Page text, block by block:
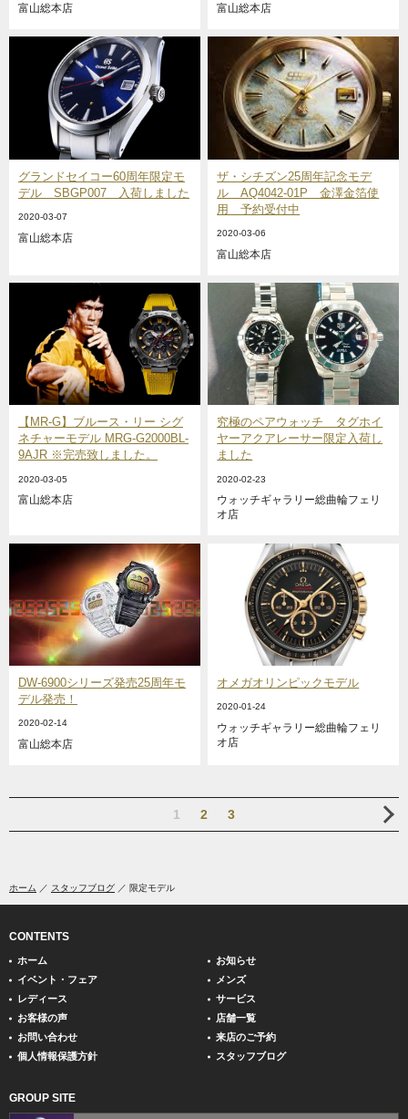
富山総本店 富山総本店
グランドセイコー60周年限定モ
デル SBGP007 入荷しました
2020-03-07
富山総本店
ザ・シチズン25周年記念モデ
ル AQ4042-01P 金澤金箔使
用 予約受付中
2020-03-06
富山総本店
【MR-G】ブルース・リー シグ
ネチャーモデル MRG-G2000BL-
9AJR ※完売致しました。
2020-03-05
富山総本店
究極のペアウォッチ タグホイ
ヤーアクアレーサー限定入荷し
ました
2020-02-23
ウォッチギャラリー総曲輪フェリ
オ店
DW-6900シリーズ発売25周年モ
デル発売！
2020-02-14
富山総本店
オメガオリンピックモデル
2020-01-24
ウォッチギャラリー総曲輪フェリ
オ店
1 2 3
ホーム スタッフブログ 限定モデル
CONTENTS
ホーム
お知らせ
イベント・フェア
メンズ
レディース
サービス
お客様の声
店舗一覧
お問い合わせ
来店のご予約
個人情報保護方針
スタッフブログ
GROUP SITE